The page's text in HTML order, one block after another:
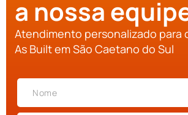
a nossa
Atendimento personalizado para
As Built em São Caetano do Sul